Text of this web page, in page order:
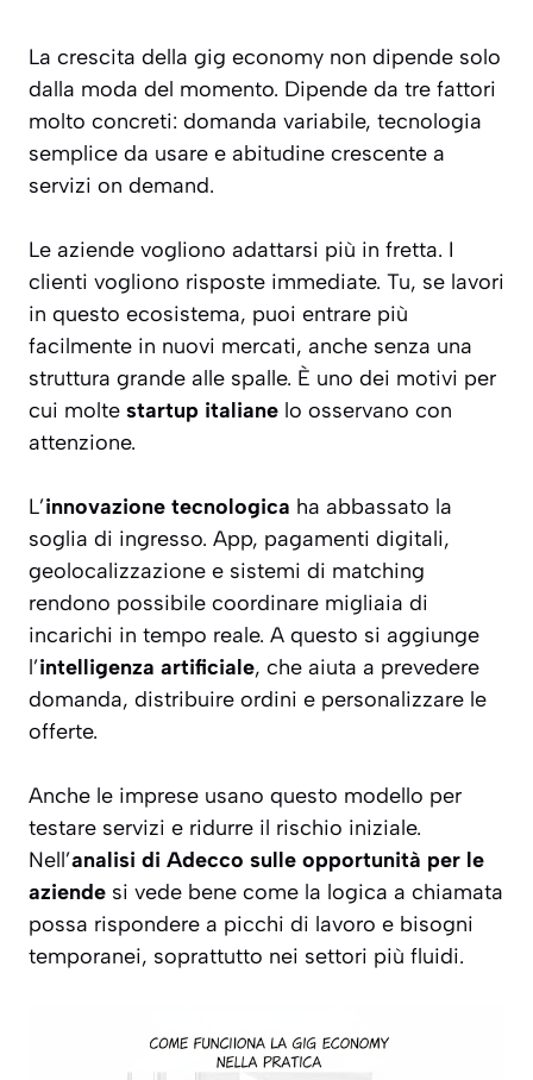
La crescita della gig economy non dipende solo
dalla moda del momento. Dipende da tre fattori
molto concreti: domanda variabile, tecnologia
semplice da usare e abitudine crescente a
servizi on demand.
Le aziende vogliono adattarsi più in fretta. I
clienti vogliono risposte immediate. Tu, se lavori
in questo ecosistema, puoi entrare più
facilmente in nuovi mercati, anche senza una
struttura grande alle spalle. È uno dei motivi per
cui molte startup italiane lo osservano con
attenzione.
L’innovazione tecnologica ha abbassato la
soglia di ingresso. App, pagamenti digitali,
geolocalizzazione e sistemi di matching
rendono possibile coordinare migliaia di
incarichi in tempo reale. A questo si aggiunge
l’intelligenza artificiale, che aiuta a prevedere
domanda, distribuire ordini e personalizzare le
offerte.
Anche le imprese usano questo modello per
testare servizi e ridurre il rischio iniziale.
Nell’analisi di Adecco sulle opportunità per le
aziende si vede bene come la logica a chiamata
possa rispondere a picchi di lavoro e bisogni
temporanei, soprattutto nei settori più fluidi.